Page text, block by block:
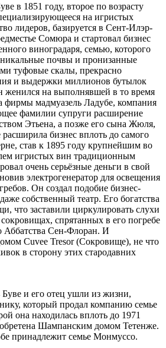
в 1851 году, второе по возрасту
на игристых
лидеров, базируется в Сент-Илэр-
Сомюра и стартовал бизнес
виноградаря, семью, которого
почвы и пронизанные
туфовые скалы, прекрасно
и выдержки миллионов бутылок
женился на выполнявшей в то время
фирмы мадмуазель Ладубе, компания
фамилии супруги расширение
Этьена, а позже его сына Жюля,
бизнес вплоть до самого
став к 1895 году крупнейшим во
игристых вин традиционным
очень серьёзные деньги в свой
электрогенератор для освещения
Он создал подобие бизнес-
собственный театр. Его богатства
что заставили циркулировать слухи
спрятанных в его погребе
Сен-Флоран. И
Cuvee Tresor (Cокровище), не что
в сторону этих стародавних
и его отец ушли из жизни,
который продал компанию семье
она находилась вплоть до 1971
Шампанским домом Тетенже.
принадлежит семье Монмуссо.